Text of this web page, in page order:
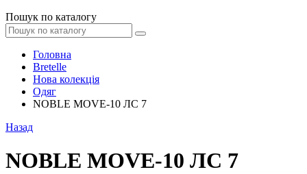
Пошук по каталогу
Головна
Bretelle
Нова колекція
Одяг
NOBLE MOVE-10 ЛС 7
Назад
NOBLE MOVE-10 ЛС 7